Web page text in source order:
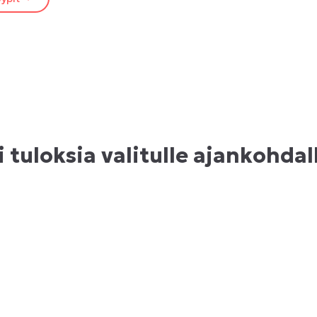
tuloksia valitulle